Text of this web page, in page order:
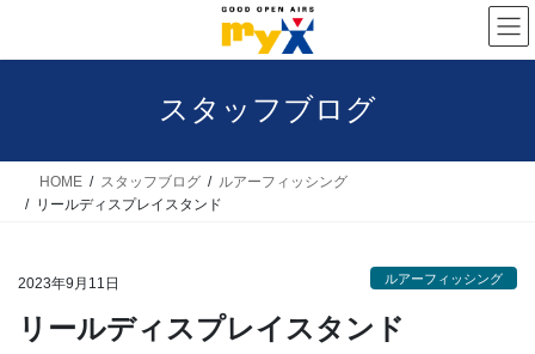
スタッフブログ
HOME スタッフブログ
ルアーフィッシング
リールディスプレイスタンド
2023年9月11日 ルアーフィッシング
リールディスプレイスタンド